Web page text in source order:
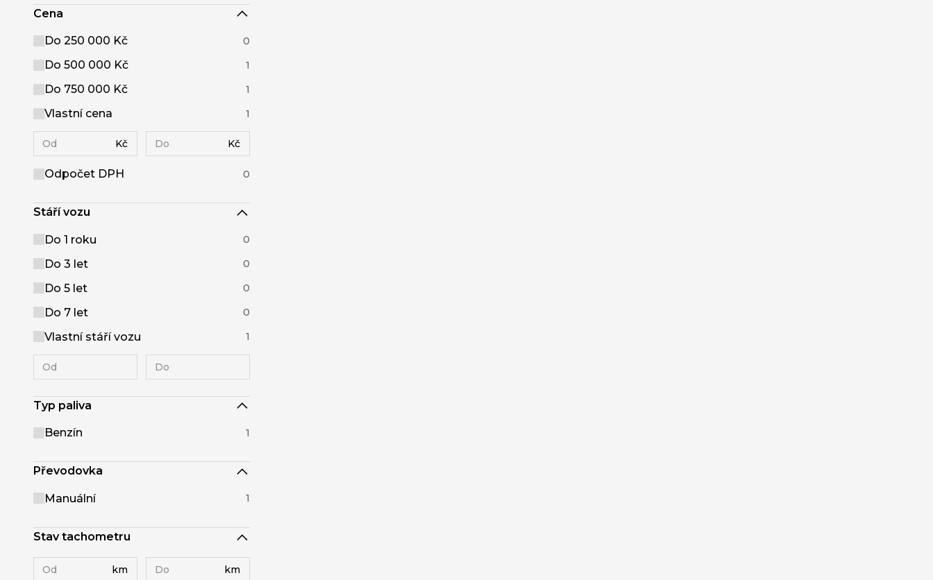
Cena
Do 250 000 Kč 0
Do 500 000 Kč 1
Do 750 000 Kč 1
Vlastní cena 1
Kč Kč
Odpočet DPH 0
Stáří vozu
Do 1 roku 0
Do 3 let 0
Do 5 let 0
Do 7 let 0
Vlastní stáří vozu 1
Typ paliva
Benzín 1
Převodovka
Manuální 1
Stav tachometru
km km